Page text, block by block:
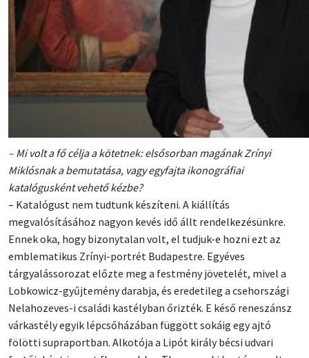
– Mi volt a fő célja a kötetnek: elsősorban magának Zrínyi
Miklósnak a bemutatása, vagy egyfajta ikonográfiai
katalógusként vehető kézbe?
– Katalógust nem tudtunk készíteni. A kiállítás
megvalósításához nagyon kevés idő állt rendelkezésünkre.
Ennek oka, hogy bizonytalan volt, el tudjuk-e hozni ezt az
emblematikus Zrínyi-portrét Budapestre. Egyéves
tárgyalássorozat előzte meg a festmény jövetelét, mivel a
Lobkowicz-gyűjtemény darabja, és eredetileg a csehországi
Nelahozeves-i családi kastélyban őrizték. E késő reneszánsz
várkastély egyik lépcsőházában függött sokáig egy ajtó
fölötti supraportban. Alkotója a Lipót király bécsi udvari